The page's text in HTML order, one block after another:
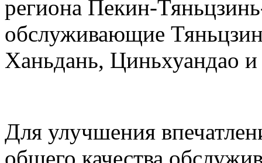
региона Пекин-
обслуживающие
Ханьдань, Циньхуандао
Для улучшения
общего качества